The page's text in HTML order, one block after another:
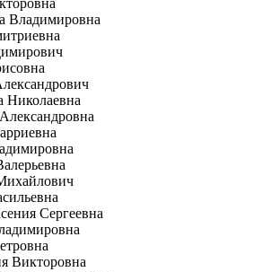
Владимировна
Николаевна
Сергеевна
Викторовна